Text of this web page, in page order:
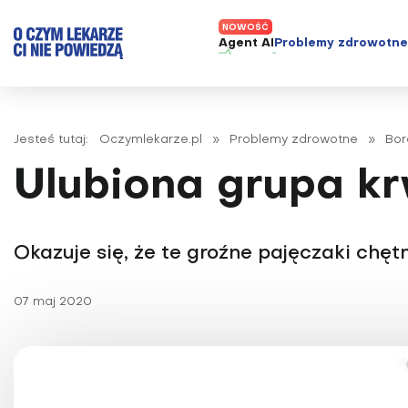
Agent AI Problemy zdrowotne
Alergie
Autyzm
Borelioza
Prawa
Jesteś tutaj: Oczymlekarze.pl » Problemy zdrowotne »
Ulubiona grupa
Okazuje się, że te groźne pajęczaki
07 maj 2020